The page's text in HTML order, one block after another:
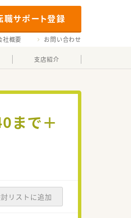
職サポート登録
社概要 お問い合わせ
支店紹介
まで＋
リストに追加